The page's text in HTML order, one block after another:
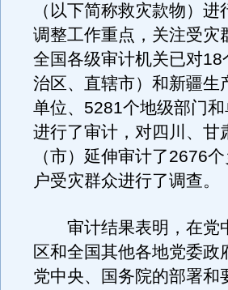
（以下简称救灾款物）
调整工作重点，关注受灾
全国各级审计机关已对
治区、直辖市）和新疆
单位、5281个地级部门
进行了审计，对四川、甘
（市）延伸审计了2676
户受灾群众进行了调查。
审计结果表明，在党
区和全国其他各地党委
党中央、国务院的部署